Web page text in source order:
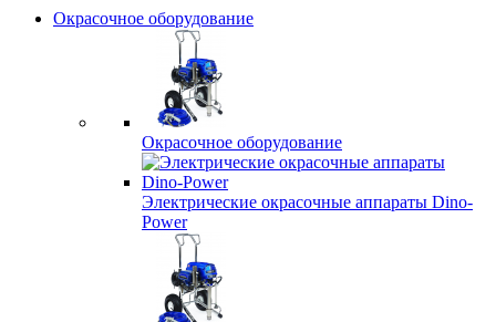
Окрасочное оборудование
Окрасочное оборудование
Электрические окрасочные аппараты Dino-
Power